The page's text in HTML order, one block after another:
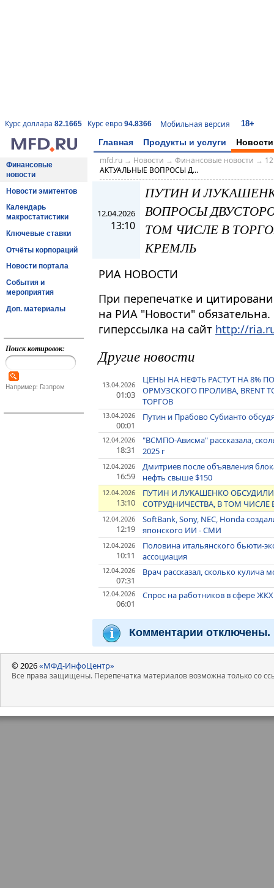
Курс доллара 82.1665 Курс евро 94.8366 Мобильная версия 18+
Главная Продукты и услуги Новости
Финансовые
новости
Новости эмитентов
Календарь
макростатистики
Ключевые ставки
Отчёты корпораций
Новости портала
События и
мероприятия
Доп. материалы
Поиск котировок:
Например: Газпром
mfd.ru→ Новости → Финансовые новости →
АКТУАЛЬНЫЕ ВОПРОСЫ Д...
12.04.2026
13:10
ПУТИН И
ВОПРОСЫ
ТОМ ЧИСЛЕ В
КРЕМЛЬ
РИА НОВОСТИ
При перепечатке и
на РИА "Новости"
гиперссылка на сайт http://
Другие новости
13.04.2026
01:03
ЦЕНЫ НА НЕФТЬ РАСТУТ НА 8%
ОРМУЗСКОГО ПРОЛИВА, BRENT
ТОРГОВ
13.04.2026
00:01
Путин и Прабово Субианто
12.04.2026
18:31
"ВСМПО-Ависма" рассказала,
2025 г
12.04.2026
16:59
Дмитриев после объявления
нефть свыше $150
12.04.2026
13:10
ПУТИН И ЛУКАШЕНКО
СОТРУДНИЧЕСТВА, В ТОМ
12.04.2026
12:19
SoftBank, Sony, NEC, Honda
японского ИИ - СМИ
12.04.2026
10:11
Половина итальянского бьюти-
ассоциация
12.04.2026
07:31
Врач рассказал, сколько кулича
12.04.2026
06:01
Спрос на работников в сфере
Комментарии отключены.
© 2026«МФД-ИнфоЦентр»
Все права защищены. Перепечатка материалов возможна только со